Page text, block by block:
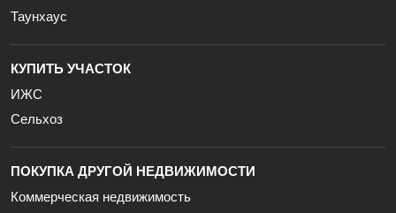
Таунхаус
КУПИТЬ УЧАСТОК
ИЖС
Сельхоз
ПОКУПКА ДРУГОЙ НЕДВИЖИМОСТИ
Коммерческая недвижимость